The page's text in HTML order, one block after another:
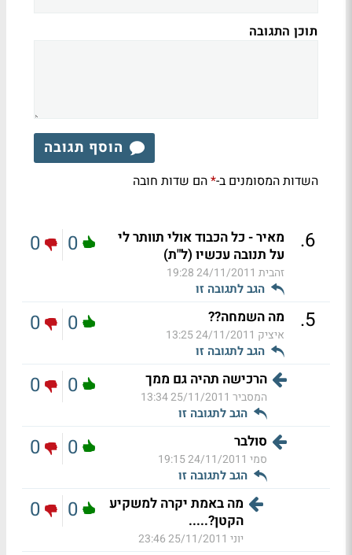
תוכן התגובה
הוסף תגובה
השדות המסומנים ב-*הם שדות חובה
6
.
מאיר - כל הכבוד אולי תוותר לי
על תנובה עכשיו (ל"ת)
זהבית 24/11/2011 19:28
הגב לתגובה זו
0
0
5
. מה השמחה??
איציק 24/11/2011 13:25
הגב לתגובה זו
0
0
הרכישה תהיה גם ממך
המסביר 25/11/2011 13:34
הגב לתגובה זו
0
0
סולבר
סמי 24/11/2011 19:15
הגב לתגובה זו
0
0
מה באמת יקרה למשקיע
הקטן?.....
יוני 25/11/2011 23:46
0
0